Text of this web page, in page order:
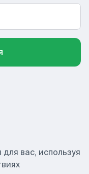
вас, используя